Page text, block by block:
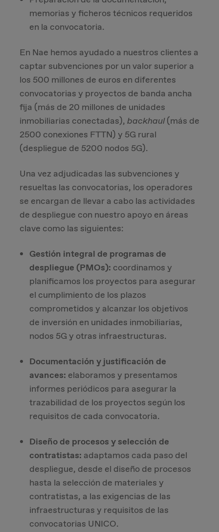
memorias y ficheros técnicos requeridos
en la convocatoria.
En Nae hemos ayudado a nuestros clientes a
captar subvenciones por un valor superior a
los 500 millones de euros en diferentes
convocatorias y proyectos de banda ancha
fija (más de 20 millones de unidades
inmobiliarias conectadas), backhaul(más de
2500 conexiones FTTN) y 5G rural
(despliegue de 5200 nodos 5G).
Una vez adjudicadas las subvenciones y
resueltas las convocatorias, los operadores
se encargan de llevar a cabo las actividades
de despliegue con nuestro apoyo en áreas
clave como las siguientes:
Gestión integral de programas de
despliegue (PMOs): coordinamos y
planificamos los proyectos para asegurar
el cumplimiento de los plazos
comprometidos y alcanzar los objetivos
de inversión en unidades inmobiliarias,
nodos 5G y otras infraestructuras.
Documentación y justificación de
avances: elaboramos y presentamos
informes periódicos para asegurar la
trazabilidad de los proyectos según los
requisitos de cada convocatoria.
Diseño de procesos y selección de
contratistas: adaptamos cada paso del
despliegue, desde el diseño de procesos
hasta la selección de materiales y
contratistas, a las exigencias de las
infraestructuras y requisitos de las
convocatorias UNICO.